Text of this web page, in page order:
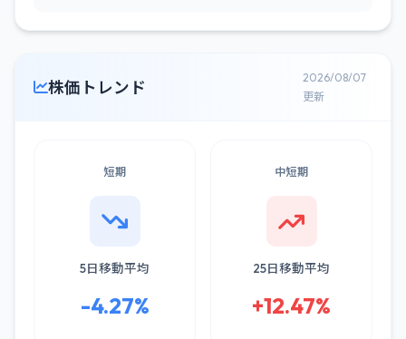
株価トレンド
2026/08/07
更新
短期
5日移動平均
-4.27%
中短期
25日移動平均
+12.47%